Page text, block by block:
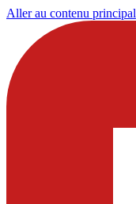
Aller au contenu principal